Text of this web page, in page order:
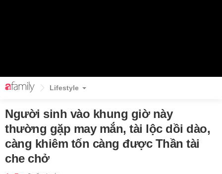
Lifestyle
Người sinh vào khung giờ này
thường gặp may mắn, tài lộc dồi dào,
càng khiêm tốn càng được Thần tài
che chở